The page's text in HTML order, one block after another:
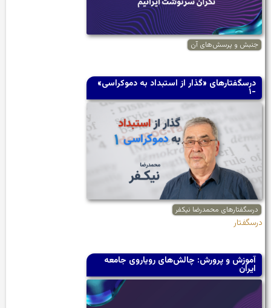
جنبش و پرسش‌های آن
درسگفتارهای «گذار از استبداد به دموکراسی»
-۱
درسگفتارهای محمدرضا نیکفر
درسگفتار
آموزش و پرورش: چالش‌های رویاروی جامعه
ایران